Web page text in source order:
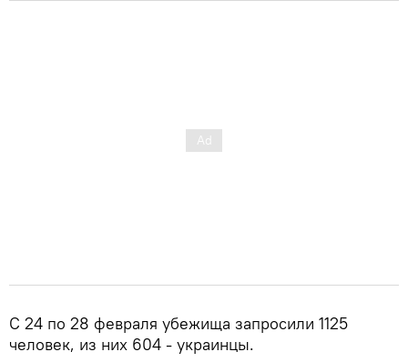
С 24 по 28 февраля убежища запросили 1125
человек, из них 604 - украинцы.